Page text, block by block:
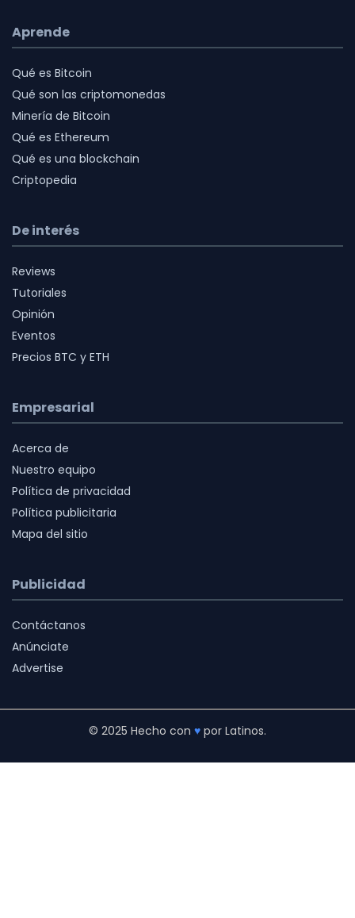
Aprende
Qué es Bitcoin
Qué son las criptomonedas
Minería de Bitcoin
Qué es Ethereum
Qué es una blockchain
Criptopedia
De interés
Reviews
Tutoriales
Opinión
Eventos
Precios BTC y ETH
Empresarial
Acerca de
Nuestro equipo
Política de privacidad
Política publicitaria
Mapa del sitio
Publicidad
Contáctanos
Anúnciate
Advertise
© 2025 Hecho con ♥ por Latinos.